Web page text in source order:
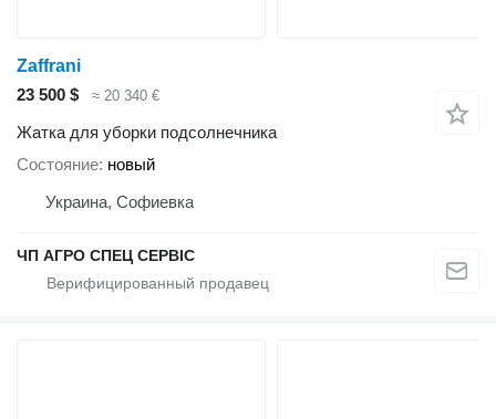
Zaffrani
23 500 $
≈ 20 340 €
Жатка для уборки подсолнечника
Состояние новый
Украина, Софиевка
ЧП АГРО СПЕЦ СЕРВІС